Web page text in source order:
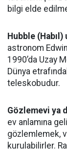
bilgi elde
Hubble
astronom
1990’da Uzay
Dünya
teleskobudur.
Gözlemevi ya
ev anlamına
gözlemlemek,
kurulabilirler.